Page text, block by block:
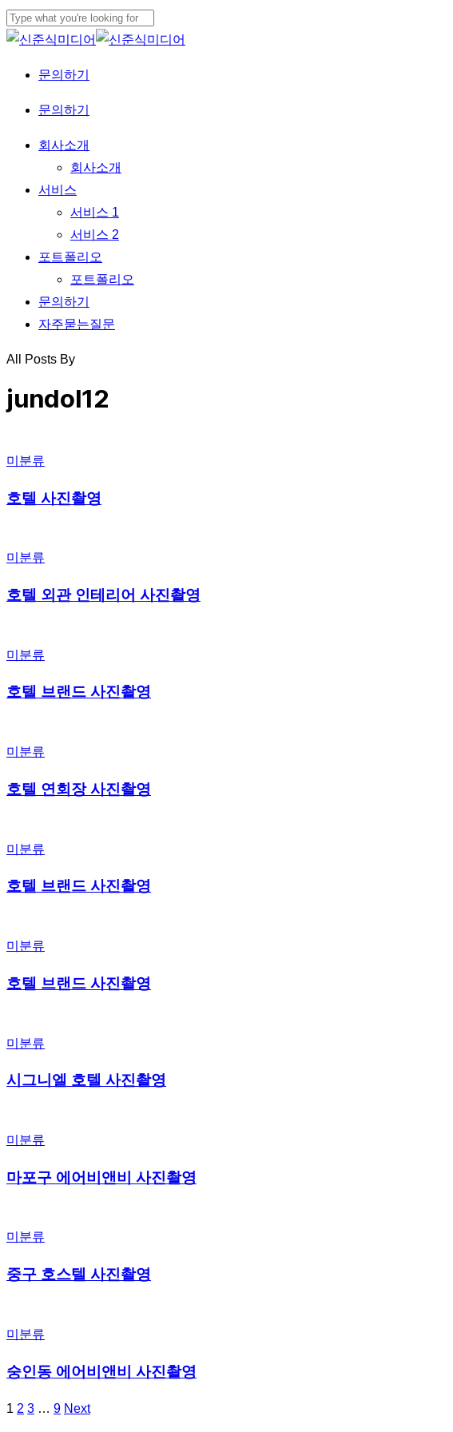
Skip
to
content
Close
문의 하기
Menu 문의하기
Menu
회사소개
회사소개
서비스
서비스 1
서비스 2
포트폴리오
포트폴리오
문의하기
자주묻는질문
All Posts By
jundol12
미분류
호텔 사진촬영
미분류
호텔 외관 인테리어 사진촬영
미분류
호텔 브랜드 사진촬영
미분류
호텔 연회장 사진촬영
미분류
호텔 브랜드 사진촬영
미분류
호텔 브랜드 사진촬영
미분류
시그니엘 호텔 사진촬영
미분류
마포구 에어비앤비 사진촬영
미분류
중구 호스텔 사진촬영
미분류
숭인동 에어비앤비 사진촬영
1 2 3 … 9 Next